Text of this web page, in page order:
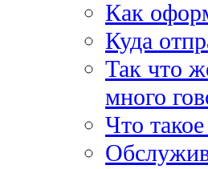
Как
Куда
Так что
много
Что